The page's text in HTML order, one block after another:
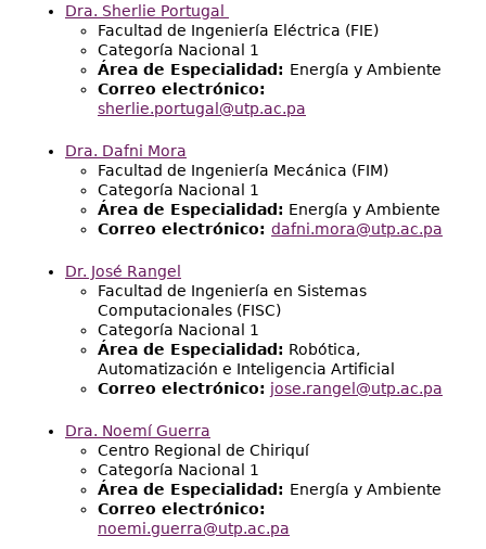
Dra. Sherlie Portugal
Facultad de Ingeniería Eléctrica (FIE)
Categoría Nacional 1
Área de Especialidad: Energía y Ambiente
Correo electrónico:
sherlie.portugal@utp.ac.pa
Dra. Dafni Mora
Facultad de Ingeniería Mecánica (FIM)
Categoría Nacional 1
Área de Especialidad: Energía y Ambiente
Correo electrónico: dafni.mora@utp.ac.pa
Dr. José Rangel
Facultad de Ingeniería en Sistemas
Computacionales (FISC)
Categoría Nacional 1
Área de Especialidad: Robótica,
Automatización e Inteligencia Artificial
Correo electrónico: jose.rangel@utp.ac.pa
Dra. Noemí Guerra
Centro Regional de Chiriquí
Categoría Nacional 1
Área de Especialidad: Energía y Ambiente
Correo electrónico:
noemi.guerra@utp.ac.pa